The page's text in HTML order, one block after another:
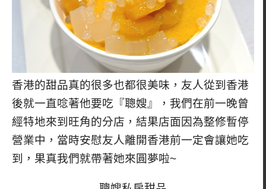
香港的甜品真的很多也都很美味，友人從到香港
後就一直唸著他要吃『聰嫂』，我們在前一晚曾
經特地來到旺角的分店，結果店面因為整修暫停
營業中，當時安慰友人離開香港前一定會讓她吃
到，果真我們就帶著她來圓夢啦~